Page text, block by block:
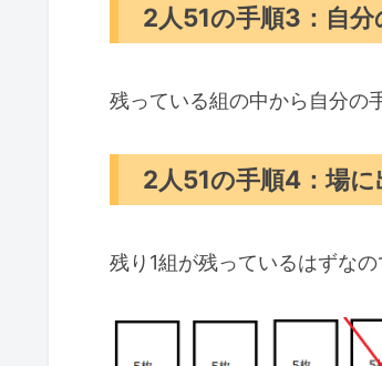
2人51の手順3：自分
残っている組の中から自分の
2人51の手順4：場
残り1組が残っているはずなの